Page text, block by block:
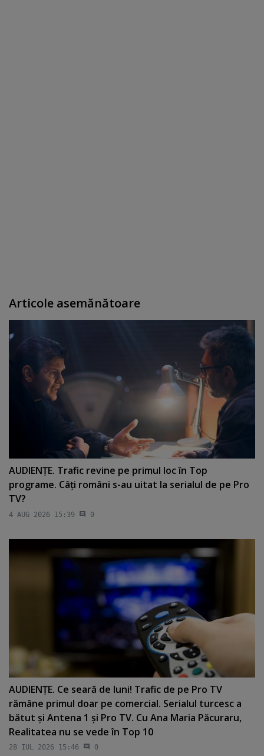
Articole asemănătoare
AUDIENŢE. Trafic revine pe primul loc în Top
programe. Câţi români s-au uitat la serialul de pe Pro
TV?
4 AUG 2026 15:39 0
AUDIENŢE. Ce seară de luni! Trafic de pe Pro TV
rămâne primul doar pe comercial. Serialul turcesc a
bătut şi Antena 1 şi Pro TV. Cu Ana Maria Păcuraru,
Realitatea nu se vede în Top 10
28 IUL 2026 15:46 0